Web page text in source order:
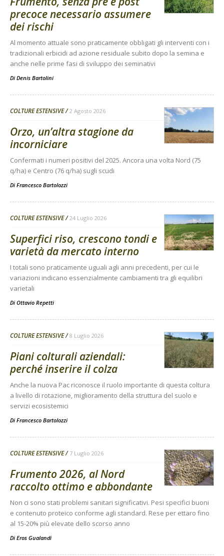
precoce necessario assumere
dei rischi
Al momento attuale sono praticamente obbligati gli interventi con i
tradizionali erbicidi ad azione residuale subito dopo la semina e
anche nelle prime fasi di sviluppo dei seminativi
Di Denis Bartolini
COLTURE ESTENSIVE 2 Agosto 2026
Orzo, un’altra stagione da
incorniciare
Confermati i numeri positivi del 2025. Ancora una volta Nord (75
q/ha) e Centro (76 q/ha) sugli scudi
Di Francesco Bartolozzi
COLTURE ESTENSIVE 24 Luglio 2026
Superfici riso, crescono tondi e
varietà da mercato interno
I totali sono praticamente uguali agli anni precedenti, per cui le
variazioni indicano essenzialmente cambiamenti tra gli equilibri
varietali
Di Ottavio Repetti
COLTURE ESTENSIVE 8 Luglio 2026
Piani colturali aziendali:
perché inserire il colza
Anche la nuova Pac riconosce il ruolo importante di questa coltura
a livello di rotazione, miglioramento della struttura del suolo e
servizi ecosistemici
Di Francesco Bartolozzi
COLTURE ESTENSIVE 7 Luglio 2026
Frumento 2026, al Nord
raccolto ottimo e abbondante
Non ci sono stati problemi sanitari significativi. Pesi specifici buoni
e contenuto proteico conforme agli standard. Rese per ettaro fino
al 15-20% più elevate dello scorso anno
Di Eros Gualandi